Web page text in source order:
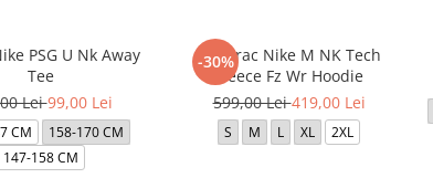
PSG U Nk Away
Tee
Lei99,00 Lei
CM
158-170 CM
147-158 CM
-30%
Hanorac Nike M NK Tech
Fleece Fz Wr Hoodie
599,00 Lei419,00 Lei
S M L XL 2XL